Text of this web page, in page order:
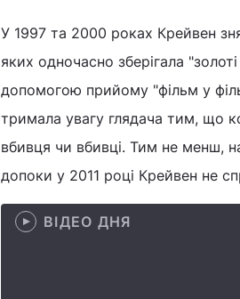
У 1997 та 2000 роках Крейвен
яких одночасно зберігала
допомогою прийому "фільм у
тримала увагу глядача тим, що
вбивця чи вбивці. Тим не менш,
допоки у 2011 році Крейвен не
ВІДЕО ДНЯ